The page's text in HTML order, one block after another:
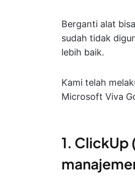
Berganti alat
sudah tidak
lebih baik.
Kami telah
Microsoft Viva
1. ClickUp